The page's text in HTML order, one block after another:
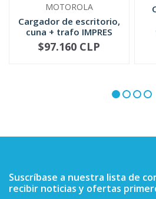
MOTOROLA
Cargador de escritorio,
cuna + trafo IMPRES
240...
+
$97.160 CLP
Suscríbase a nuestra lista de
recibir noticias y ofertas